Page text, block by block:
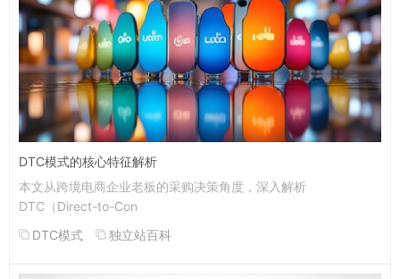
DTC模式的核心特征解析
本文从跨境电商企业老板的采购决策角度，深入解析
DTC（Direct-to-Con
DTC模式
独立站百科